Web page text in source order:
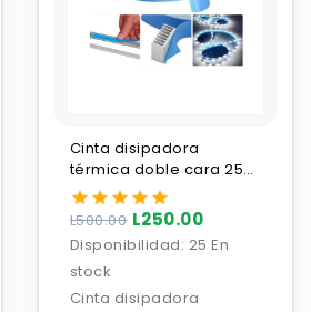
Cinta disipadora
térmica doble cara 25m
para tira LED
L500.00 L250.00
Disponibilidad: 25 En
stock
Cinta disipadora